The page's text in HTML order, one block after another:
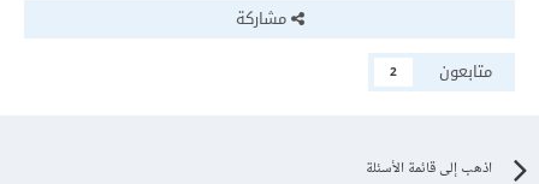
مشاركة
متابعون
2
اذهب إلى قائمة الأسئلة